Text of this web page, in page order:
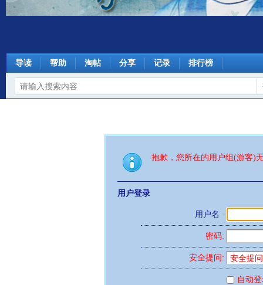
导读 帮助 淘帖 分享 记录 排行榜
抱歉，您所在的用户组(游客)
用户登录
用户名
密码:
安全提问:
自动